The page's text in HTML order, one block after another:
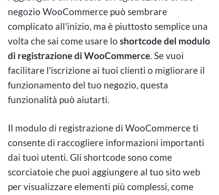
negozio WooCommerce può sembrare
complicato all'inizio, ma è piuttosto semplice una
volta che sai come usare lo shortcode del modulo
di registrazione di WooCommerce. Se vuoi
facilitare l'iscrizione ai tuoi clienti o migliorare il
funzionamento del tuo negozio, questa
funzionalità può aiutarti.
Il modulo di registrazione di WooCommerce ti
consente di raccogliere informazioni importanti
dai tuoi utenti. Gli shortcode sono come
scorciatoie che puoi aggiungere al tuo sito web
per visualizzare elementi più complessi, come